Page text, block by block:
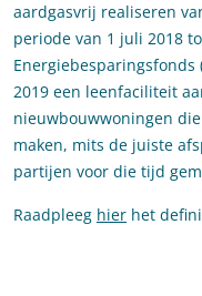
aardgasvrij realiseren
periode van 1 juli 2018
Energiebesparingsfonds
2019 een leenfaciliteit
nieuwbouwwoningen
maken, mits de juiste
partijen voor die tijd
Raadpleeg hier het